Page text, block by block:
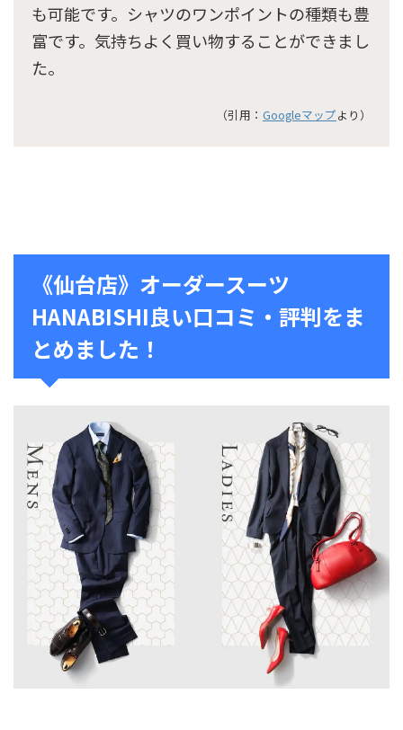
も可能です。シャツのワンポイントの種類も豊
富です。気持ちよく買い物することができまし
た。
（引用： Googleマップより）
《仙台店》オーダースーツ
HANABISHI良い口コミ・評判をま
とめました！